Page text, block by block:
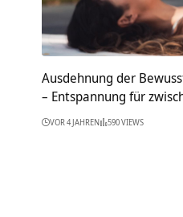
Ausdehnung der
– Entspannung für
VOR 4 JAHREN 590 VIEWS